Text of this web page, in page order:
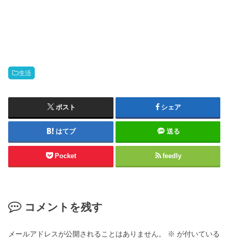
生活
ポスト シェア
はてブ 送る
Pocket feedly
コメントを残す
メールアドレスが公開されることはありません。 ※ が付いている